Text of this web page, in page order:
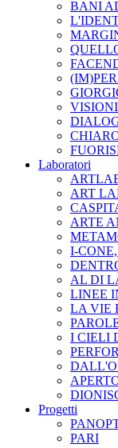
BANI
Laboratori
ART
ARTE
I-
AL DI
LINEE
LA VIE
I CIELI
Progetti
PARI